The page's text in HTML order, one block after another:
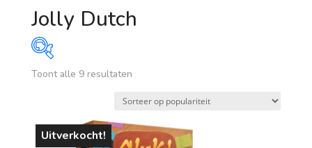
Jolly Dutch
12 15 17
Toont alle 9 resultatenGesorteerd
populariteit
Uitverkocht!